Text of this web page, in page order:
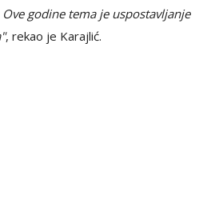
godine tema je uspostavljanje
, rekao je Karajlić.